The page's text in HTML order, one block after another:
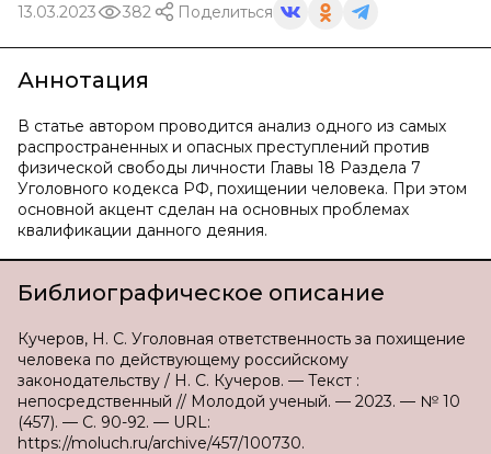
13.03.2023 382 Поделиться
Аннотация
В статье автором проводится анализ одного из самых
распространенных и опасных преступлений против
физической свободы личности Главы 18 Раздела 7
Уголовного кодекса РФ, похищении человека. При этом
основной акцент сделан на основных проблемах
квалификации данного деяния.
Библиографическое описание
Кучеров, Н. С. Уголовная ответственность за похищение
человека по действующему российскому
законодательству / Н. С. Кучеров. — Текст :
непосредственный // Молодой ученый. — 2023. — № 10
(457). — С. 90-92. — URL:
https://moluch.ru/archive/457/100730.